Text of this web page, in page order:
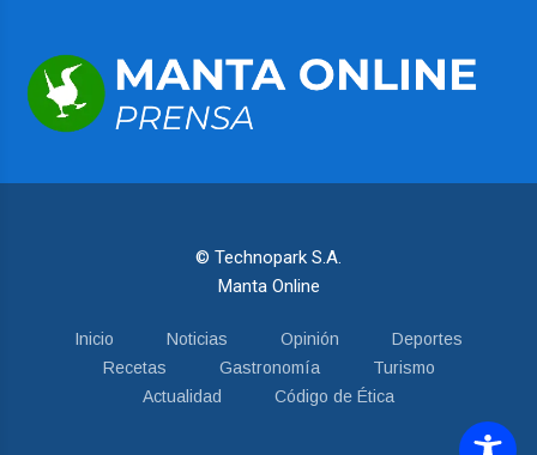
© Technopark S.A.
Manta Online
Inicio Noticias Opinión
Deportes
Recetas
Gastronomía
Turismo
Actualidad
Código de Ética